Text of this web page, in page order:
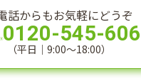
話からもお気軽にどうぞ
0120-545-606
（平日｜9:00～18:00）